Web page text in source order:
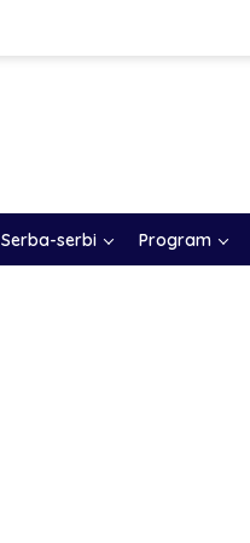
Serba-serbi Program